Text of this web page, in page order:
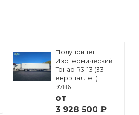
Полуприцеп
Изотермический
Тонар R3-13 (33
европаллет)
97861
от
3 928 500 ₽